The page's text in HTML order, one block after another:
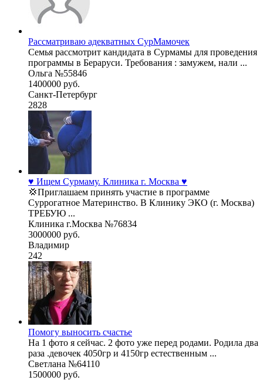
Рассматриваю адекватных СурМамочек
Семья рассмотрит кандидата в Сурмамы для проведения
программы в Бераруси. Требования : замужем, нали ...
Ольга №55846
1400000 руб.
Санкт-Петербург
2828
♥️ Ищем Сурмаму. Клиника г. Москва ♥️
💢Приглашаем принять участие в программе
Суррогатное Материнство. В Клинику ЭКО (г. Москва)
ТРЕБУЮ ...
Клиника г.Москва №76834
3000000 руб.
Владимир
242
Помогу выносить счастье
На 1 фото я сейчас. 2 фото уже перед родами. Родила два
раза .девочек 4050гр и 4150гр естественным ...
Светлана №64110
1500000 руб.